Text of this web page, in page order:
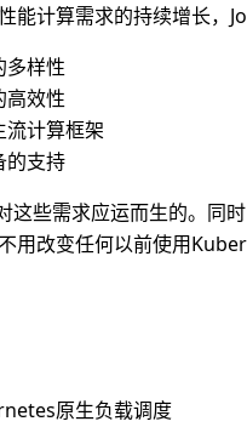
能计算需求的持续增长，
多样性
高效性
流计算框架
的支持
这些需求应运而生的。同
用改变任何以前使用
原生负载调度